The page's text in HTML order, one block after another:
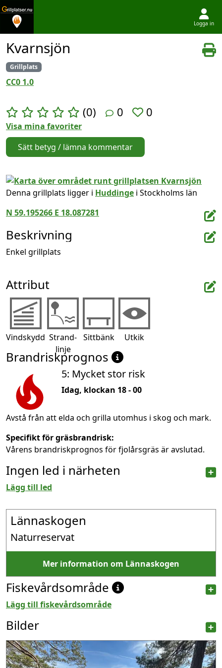
Logga in
Kvarnsjön
Grillplats
CC0 1.0
(0) 0 0
Visa mina favoriter
Sätt betyg / lämna kommentar
Denna grillplats ligger i Huddinge i Stockholms län
N 59.195266 E 18.087281
Beskrivning
Enkel grillplats
Attribut
Vindskydd Strand-
linje
Sittbänk Utkik
Brandriskprognos
5: Mycket stor risk
Idag, klockan 18 - 00
Avstå från att elda och grilla utomhus i skog och mark.
Specifikt för gräsbrandrisk:
Vårens brandriskprognos för fjolårsgräs är avslutad.
Ingen led i närheten
Lägg till led
Lännaskogen
Naturreservat
Mer information om Lännaskogen
Fiskevårdsområde
Lägg till fiskevårdsområde
Bilder